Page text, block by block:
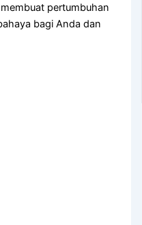
membuat pertumbuhan
bаgі Andа dаn